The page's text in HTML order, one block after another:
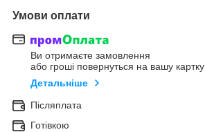
Умови оплати
Ви отримаєте замовлення
або гроші повернуться на вашу картку
Детальніше
Післяплата
Готівкою